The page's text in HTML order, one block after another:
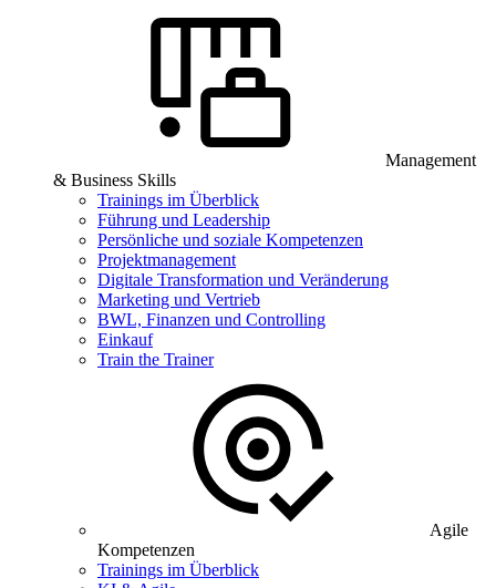
Management
& Business Skills
Trainings im Überblick
Führung und Leadership
Persönliche und soziale Kompetenzen
Projektmanagement
Digitale Transformation und Veränderung
Marketing und Vertrieb
BWL, Finanzen und Controlling
Einkauf
Train the Trainer
Agile
Kompetenzen
Trainings im Überblick